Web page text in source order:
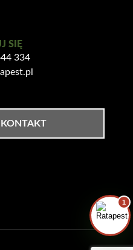
coś sam/a przed zabiegiem
zaszkodziłem?
mieszkanie do zabiegu?
się na czas
1
SIĘ
334
KONTAKT